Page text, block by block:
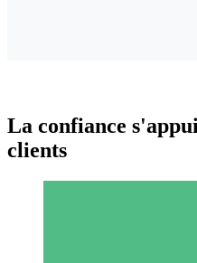
La confiance
clients